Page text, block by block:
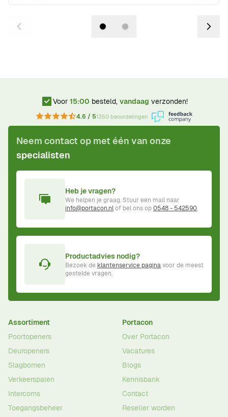
Voor 15:00 besteld, vandaag verzonden!
4.6 / 51350 beoordelingen
Neem contact op met één van onze
specialisten
Heb je vragen?
We helpen je graag. Stuur een mail naar
info@portacon.nlof bel ons op0548 - 542590.
Productadvies nodig?
Bezoek de klantenservice paginavoor de meest
gestelde vragen.
Assortiment
Poortopeners
Deuropeners
Slagbomen
Verkeerspalen
Intercoms
Toegangsbeheer
Portacon
Over Portacon
Vacatures
Blogs
Kennisbank
Contact
Reseller worden